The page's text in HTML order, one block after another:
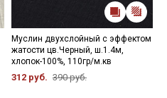
Муслин двухслойный с эффектом
жатости цв.Черный, ш.1.4м,
хлопок-100%, 110гр/м.кв
312 руб. 390 руб.